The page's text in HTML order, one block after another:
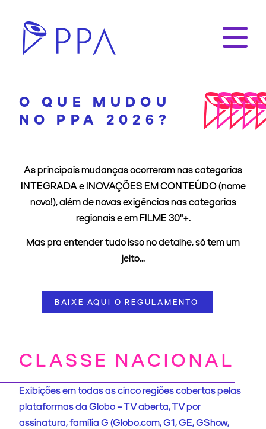
O QUE MUDOU
NO PPA 2026?
As principais mudanças ocorreram nas categorias
INTEGRADA e INOVAÇÕES EM CONTEÚDO (nome
novo!), além de novas exigências nas categorias
regionais e em FILME 30"+.
Mas pra entender tudo isso no detalhe, só tem um
jeito...
BAIXE AQUI O REGULAMENTO
CLASSE NACIONAL
Exibições em todas as cinco regiões cobertas pelas
plataformas da Globo – TV aberta, TV por
assinatura, família G (Globo.com, G1, GE, GShow,